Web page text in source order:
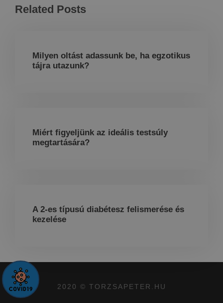
Related Posts
Milyen oltást adassunk be, ha egzotikus
tájra utazunk?
Miért figyeljünk az ideális testsúly
megtartására?
A 2-es típusú diabétesz felismerése és
kezelése
2020 © TORZSAPETER.HU